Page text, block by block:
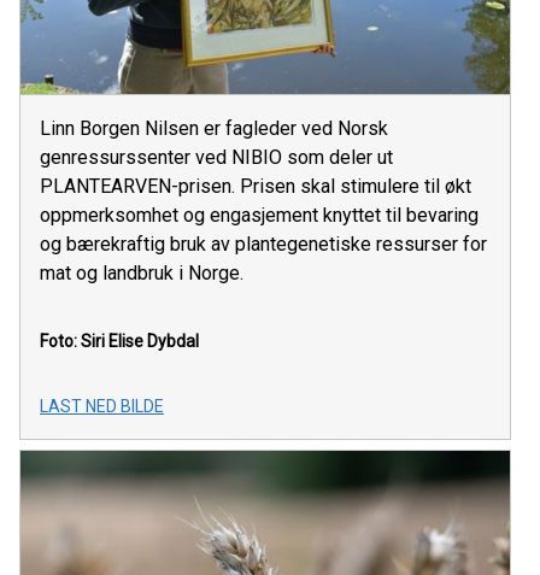
Linn Borgen Nilsen er fagleder ved Norsk
genressurssenter ved NIBIO som deler ut
PLANTEARVEN-prisen. Prisen skal stimulere til økt
oppmerksomhet og engasjement knyttet til bevaring
og bærekraftig bruk av plantegenetiske ressurser for
mat og landbruk i Norge.
Foto: Siri Elise Dybdal
LAST NED BILDE